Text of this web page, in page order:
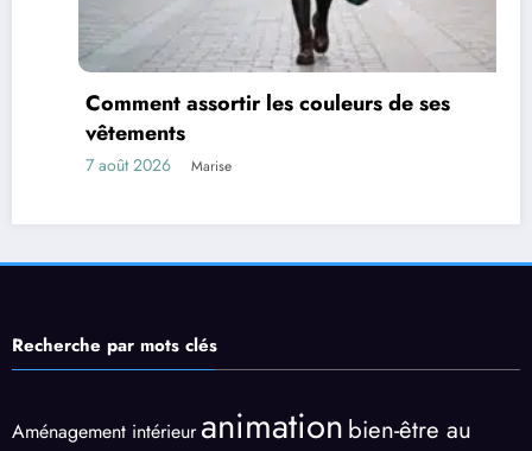
Comment assortir les couleurs de ses
vêtements
7 août 2026 Marise
Recherche par mots clés
Aménagement intérieur animation bien-être au